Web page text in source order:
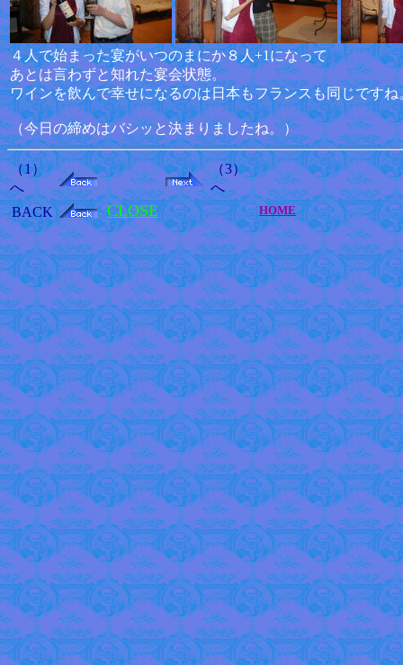
４人で始まった宴がいつのまにか８人+1になって
あとは言わずと知れた宴会状態。
ワインを飲んで幸せになるのは日本もフランスも同じですね
（今日の締めはバシッと決まりましたね。）
（1）
へ
（3）
へ
BACK
CLOSE HOME